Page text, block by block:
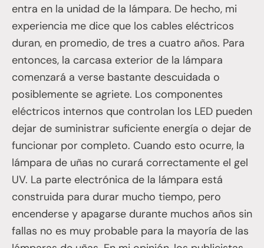
entra en la unidad de la lámpara. De hecho, mi
experiencia me dice que los cables eléctricos
duran, en promedio, de tres a cuatro años. Para
entonces, la carcasa exterior de la lámpara
comenzará a verse bastante descuidada o
posiblemente se agriete. Los componentes
eléctricos internos que controlan los LED pueden
dejar de suministrar suficiente energía o dejar de
funcionar por completo. Cuando esto ocurre, la
lámpara de uñas no curará correctamente el gel
UV. La parte electrónica de la lámpara está
construida para durar mucho tiempo, pero
encenderse y apagarse durante muchos años sin
fallas no es muy probable para la mayoría de las